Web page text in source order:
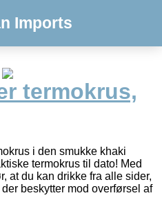
Imports
termokrus,
i den smukke khaki
termokrus til dato! Med
at du kan drikke fra alle sider,
beskytter mod overførsel af